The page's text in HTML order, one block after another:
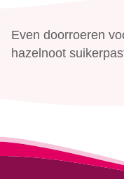
Even doorroeren
hazelnoot